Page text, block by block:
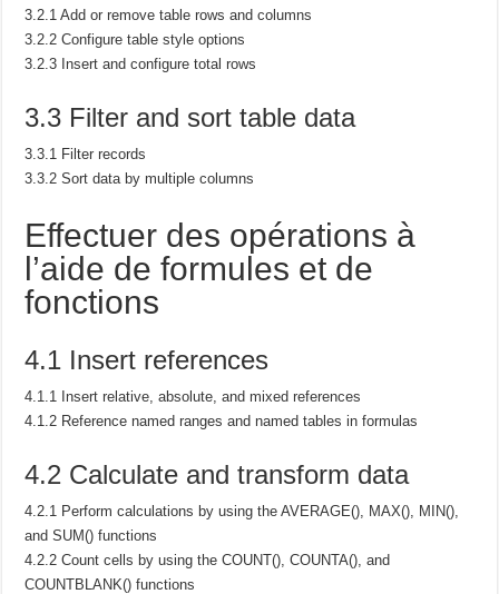
3.2.1 Add or remove table rows and columns
3.2.2 Configure table style options
3.2.3 Insert and configure total rows
3.3 Filter and sort table data
3.3.1 Filter records
3.3.2 Sort data by multiple columns
Effectuer des opérations à
l’aide de formules et de
fonctions
4.1 Insert references
4.1.1 Insert relative, absolute, and mixed references
4.1.2 Reference named ranges and named tables in formulas
4.2 Calculate and transform data
4.2.1 Perform calculations by using the AVERAGE(), MAX(), MIN(),
and SUM() functions
4.2.2 Count cells by using the COUNT(), COUNTA(), and
COUNTBLANK() functions